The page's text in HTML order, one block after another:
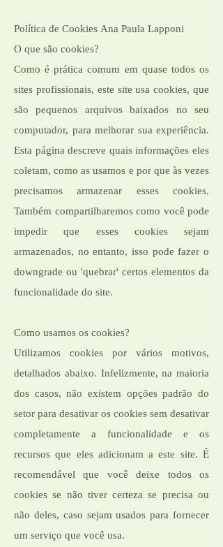
Política de Cookies Ana Paula Lapponi
O que são cookies?
Como é prática comum em quase todos os
sites profissionais, este site usa cookies, que
são pequenos arquivos baixados no seu
computador, para melhorar sua experiência.
Esta página descreve quais informações eles
coletam, como as usamos e por que às vezes
precisamos armazenar esses cookies.
Também compartilharemos como você pode
impedir que esses cookies sejam
armazenados, no entanto, isso pode fazer o
downgrade ou 'quebrar' certos elementos da
funcionalidade do site.
Como usamos os cookies?
Utilizamos cookies por vários motivos,
detalhados abaixo. Infelizmente, na maioria
dos casos, não existem opções padrão do
setor para desativar os cookies sem desativar
completamente a funcionalidade e os
recursos que eles adicionam a este site. É
recomendável que você deixe todos os
cookies se não tiver certeza se precisa ou
não deles, caso sejam usados ​​para fornecer
um serviço que você usa.